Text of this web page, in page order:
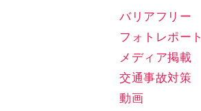
バリアフリー
フォトレポート
メディア掲載
交通事故対策
動画